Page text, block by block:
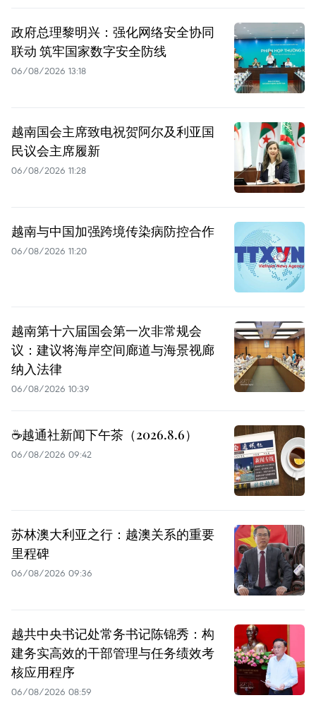
政府总理黎明兴：强化网络安全协同
联动 筑牢国家数字安全防线
06/08/2026 13:18
越南国会主席致电祝贺阿尔及利亚国
民议会主席履新
06/08/2026 11:28
越南与中国加强跨境传染病防控合作
06/08/2026 11:20
越南第十六届国会第一次非常规会
议：建议将海岸空间廊道与海景视廊
纳入法律
06/08/2026 10:39
☕️越通社新闻下午茶（2026.8.6）
06/08/2026 09:42
苏林澳大利亚之行：越澳关系的重要
里程碑
06/08/2026 09:36
越共中央书记处常务书记陈锦秀：构
建务实高效的干部管理与任务绩效考
核应用程序
06/08/2026 08:59